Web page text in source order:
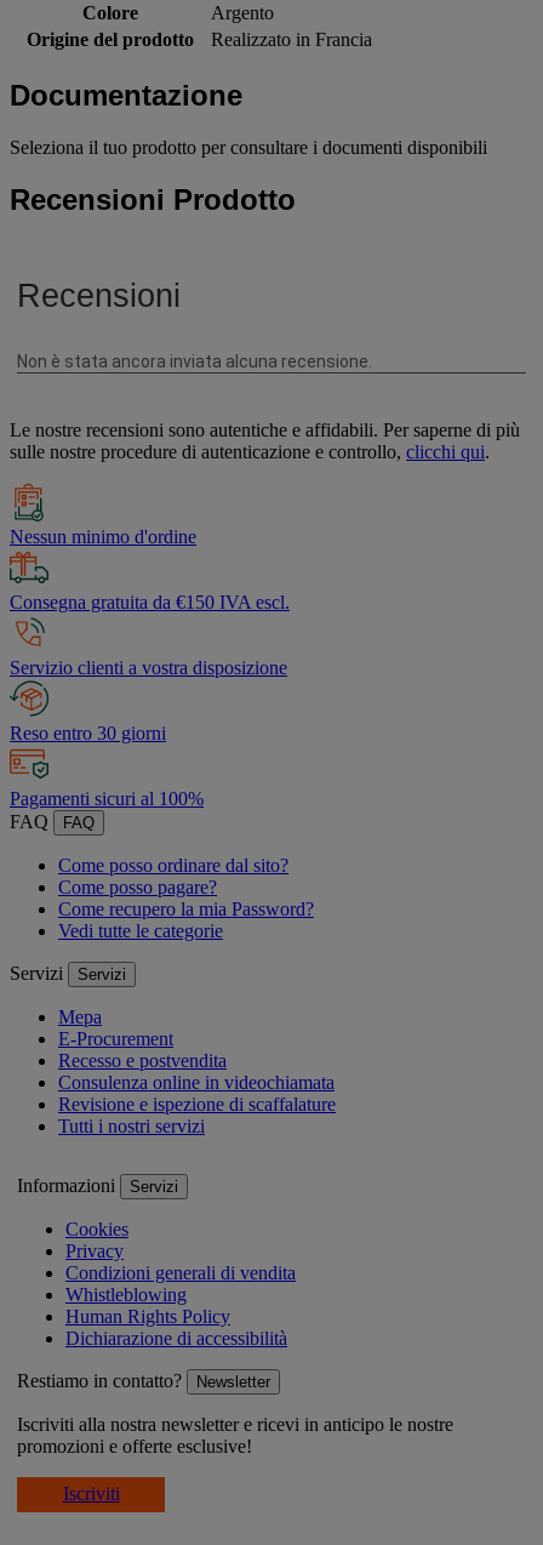
Colore
Argento
Origine del prodotto
Realizzato in Francia
Documentazione
Seleziona il tuo prodotto per consultare i documenti disponibili
Recensioni Prodotto
Le nostre recensioni sono autentiche e affidabili. Per saperne di più
sulle nostre procedure di autenticazione e controllo, clicchi qui.
Nessun minimo d'ordine
Consegna gratuita da €150 IVA escl.
Servizio clienti a vostra disposizione
Reso entro 30 giorni
Pagamenti sicuri al 100%
FAQ
FAQ
Come posso ordinare dal sito?
Come posso pagare?
Come recupero la mia Password?
Vedi tutte le categorie
Servizi Servizi
Mepa
E-Procurement
Recesso e postvendita
Consulenza online in videochiamata
Revisione e ispezione di scaffalature
Tutti i nostri servizi
Informazioni Servizi
Cookies
Privacy
Condizioni generali di vendita
Whistleblowing
Human Rights Policy
Dichiarazione di accessibilità
Restiamo in contatto? Newsletter
Iscriviti alla nostra newsletter e ricevi in anticipo le nostre
promozioni e offerte esclusive!
Iscriviti